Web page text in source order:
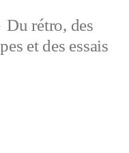
Du rétro, des
et des essais